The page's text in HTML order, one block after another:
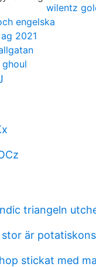
wilentz
engelska
2021
triangeln
stor är
stickat med